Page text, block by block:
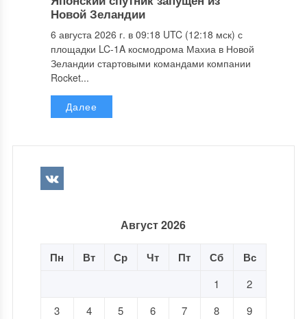
Новой Зеландии
6 августа 2026 г. в 09:18 UTC (12:18 мск) с
площадки LC-1A космодрома Махиа в Новой
Зеландии стартовыми командами компании
Rocket...
Далее
Август 2026
Пн Вт Ср Чт Пт Сб Вс
1
2
3
4 5 6 7 8 9